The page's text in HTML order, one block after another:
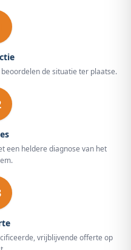
de situatie ter plaatse.
een heldere diagnose van het
vrijblijvende offerte op